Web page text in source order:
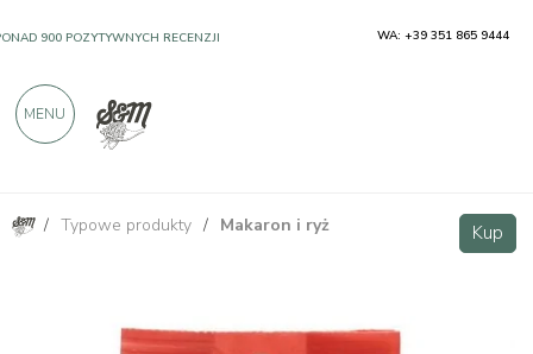
/ Typowe produkty / Makaron i ryż Kup
Ryż Roma 500g Kup
900 POZYTYWNYCH RECENZJI WA: +39 351 865 9444
MENU